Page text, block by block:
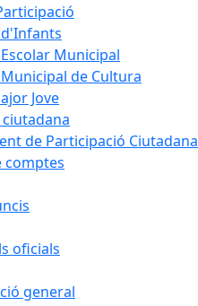
Municipal
de Cultura
Jove
de Participació Ciutadana
comptes
oficials
general